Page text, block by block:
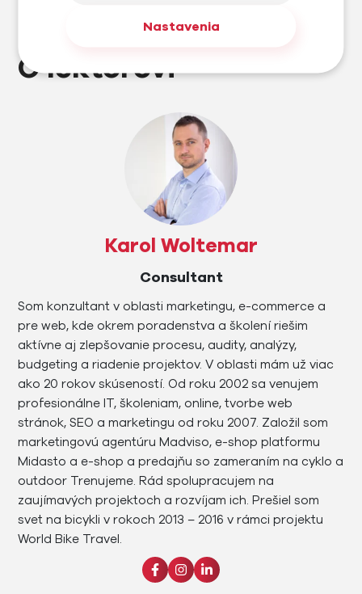
O lektorovi
Karol Woltemar
Consultant
Som konzultant v oblasti marketingu, e-commerce a
pre web, kde okrem poradenstva a školení riešim
aktívne aj zlepšovanie procesu, audity, analýzy,
budgeting a riadenie projektov. V oblasti mám už viac
ako 20 rokov skúseností. Od roku 2002 sa venujem
profesionálne IT, školeniam, online, tvorbe web
stránok, SEO a marketingu od roku 2007. Založil som
marketingovú agentúru Madviso, e-shop platformu
Midasto a e-shop a predajňu so zameraním na cyklo a
outdoor Trenujeme. Rád spolupracujem na
zaujímavých projektoch a rozvíjam ich. Prešiel som
svet na bicykli v rokoch 2013 – 2016 v rámci projektu
World Bike Travel.
Nastavenia